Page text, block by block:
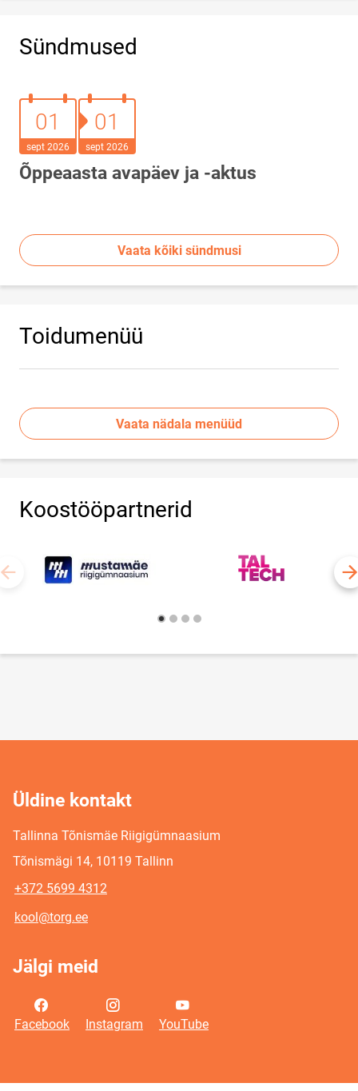
Sündmused
01.september 2026
01
sept 2026
01.september 2026
01
sept 2026
Õppeaasta avapäev ja -aktus
Vaata kõiki sündmusi
Toidumenüü
Vaata nädala menüüd
Koostööpartnerid
Üldine kontakt
Tallinna Tõnismäe Riigigümnaasium
Tõnismägi 14, 10119 Tallinn
+372 5699 4312
kool@torg.ee
Jälgi meid
Facebook Instagram YouTube